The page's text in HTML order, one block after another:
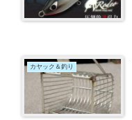
カヤック＆釣り